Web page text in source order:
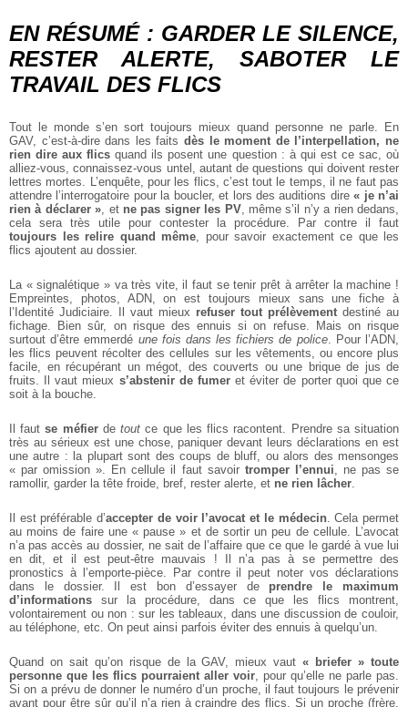
EN RÉSUMÉ : GARDER LE SILENCE,
RESTER ALERTE, SABOTER LE
TRAVAIL DES FLICS
Tout le monde s’en sort toujours mieux quand personne ne parle. En
GAV, c’est-à-dire dans les faits dès le moment de l’interpellation, ne
rien dire aux flics quand ils posent une question : à qui est ce sac, où
alliez-vous, connaissez-vous untel, autant de questions qui doivent rester
lettres mortes. L’enquête, pour les flics, c’est tout le temps, il ne faut pas
attendre l’interrogatoire pour la boucler, et lors des auditions dire« je n’ai
rien à déclarer », et ne pas signer les PV, même s’il n’y a rien dedans,
cela sera très utile pour contester la procédure. Par contre il faut
toujours les relire quand même, pour savoir exactement ce que les
flics ajoutent au dossier.
La « signalétique » va très vite, il faut se tenir prêt à arrêter la machine !
Empreintes, photos, ADN, on est toujours mieux sans une fiche à
l’Identité Judiciaire. Il vaut mieux refuser tout prélèvement destiné au
fichage. Bien sûr, on risque des ennuis si on refuse. Mais on risque
surtout d’être emmerdé une fois dans les fichiers de police. Pour l’ADN,
les flics peuvent récolter des cellules sur les vêtements, ou encore plus
facile, en récupérant un mégot, des couverts ou une brique de jus de
fruits. Il vaut mieux s’abstenir de fumeret éviter de porter quoi que ce
soit à la bouche.
Il fautse méfierdetout ce que les flics racontent. Prendre sa situation
très au sérieux est une chose, paniquer devant leurs déclarations en est
une autre : la plupart sont des coups de bluff, ou alors des mensonges
« par omission ». En cellule il faut savoir tromper l’ennui, ne pas se
ramollir, garder la tête froide, bref, rester alerte, et ne rien lâcher.
Il est préférable d’accepter de voir l’avocat et le médecin. Cela permet
au moins de faire une « pause » et de sortir un peu de cellule. L’avocat
n’a pas accès au dossier, ne sait de l’affaire que ce que le gardé à vue lui
en dit, et il est peut-être mauvais ! Il n’a pas à se permettre des
pronostics à l’emporte-pièce. Par contre il peut noter vos déclarations
dans le dossier. Il est bon d’essayer de prendre le maximum
d’informations sur la procédure, dans ce que les flics montrent,
volontairement ou non : sur les tableaux, dans une discussion de couloir,
au téléphone, etc. On peut ainsi parfois éviter des ennuis à quelqu’un.
Quand on sait qu’on risque de la GAV, mieux vaut « briefer » toute
personne que les flics pourraient aller voir, pour qu’elle ne parle pas.
Si on a prévu de donner le numéro d’un proche, il faut toujours le prévenir
avant pour être sûr qu’il n’a rien à craindre des flics. Si un proche (frère,